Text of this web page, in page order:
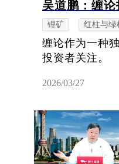
吴道鹏：缠
锂矿 红柱与绿
缠论作为一种
投资者关注。
2026/03/27